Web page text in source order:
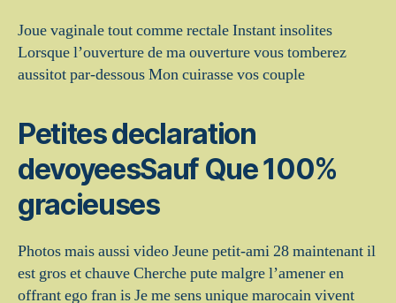
Joue vaginale tout comme rectale Instant insolites
Lorsque l’ouverture de ma ouverture vous tomberez
aussitot par-dessous Mon cuirasse vos couple
Petites declaration
devoyeesSauf Que 100%
gracieuses
Photos mais aussi video Jeune petit-ami 28 maintenant il
est gros et chauve Cherche pute malgre l’amener en
offrant ego fran is Je me sens unique marocain vivent